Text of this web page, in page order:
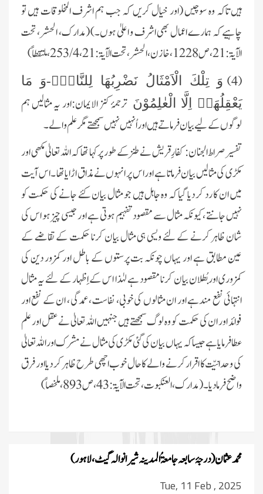
ہیں تاکہ وہ سوچیں (اور خیال کریں کہ جب ہم اشرف المخلوقات ہیں تو
چاہیے کہ ہمارے اعمال بھی اشرف و اعلیٰ ہوں۔) (مدارک، الحشر، تحت
الآیۃ:21، ص1228، خازن، الحشر، تحت الآیۃ:21،4 / 253
، ملتقطاً)
(4)
وَ تِلْكَ الْاَمْثَالُ نَضْرِبُهَا لِلنَّاسِۚ-وَ مَا
یَعْقِلُهَاۤ اِلَّا الْعٰلِمُوْنَترجمۂ کنز الایمان:اور یہ مثالیں ہم
لوگوں کے لیے بیان فرماتے ہیں اور اُنہیں نہیں سمجھتے مگر علم والے۔
تفسیر صراط الجنان: کفارِ قریش نے طنز کے طور پر کہا تھا کہ اللہ تعالیٰ مکھی اور
مکڑی کی مثالیں بیان فرماتا ہے اور اس پر انہوں نے مذاق اڑایا تھا ۔ اس آیت
میں ان کا رد کر دیا گیا کہ وہ جاہل ہیں جو مثال بیان کئے جانے کی حکمت کو
نہیں جانتے ،کیونکہ مثال سے مقصود تفہیم ہوتی ہے اور جیسی چیز ہو اس کی
شان ظاہر کرنے کے لئے ویسی ہی مثال بیان کرنا حکمت کے تقاضے کے
عین مطابق ہے اور یہاں چونکہ بت پرستوں کے باطل اور کمزور دین کی
کمزوری اوربُطلان بیان کرنا مقصود ہے لہٰذا اس کے اِظہار کے لئے یہ مثال
انتہائی نفع مندہے اور ان مثالوں کی خوبی، نفاست،عمدگی ، ان کے نفع اور
فوائد اور ان کی حکمت کو وہ لوگ سمجھتے ہیں جنہیں اللہ تعالیٰ نے عقل اور علم
عطافرمایا ہے جیسا کہ یہاں بیان کی گئی مکڑی کی مثال نے مشرک اور اللہ تعالیٰ
کی وحدانیّت کا اقرار کرنے والے کا حال خوب اچھی طرح ظاہر کر دیا اور فرق
واضح فرما دیا ۔(مدارک، العنکبوت، تحت الآیۃ:43، ص893، ملخصاً)
محمد عثمان (درجۂ سابعہ جامعۃُ المدینہ شیرانوالہ گیٹ، لاہور)‏
Tue, 11 Feb , 2025